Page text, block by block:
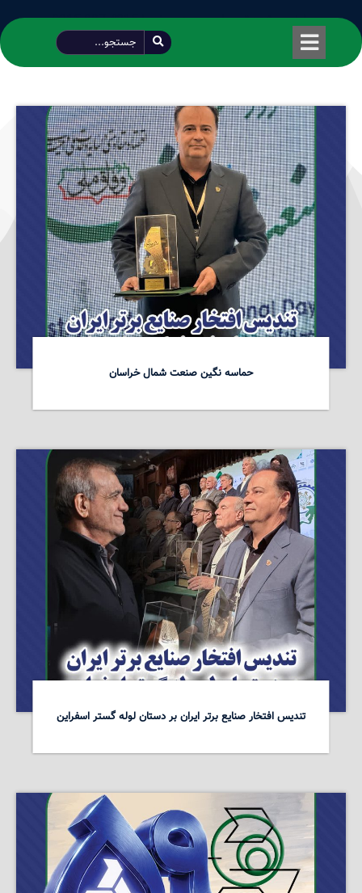
طراحی شده توسط محمود سیفی | 4215 887 0915
حماسه نگین صنعت شمال خراسان
تندیس افتخار صنایع برتر ایران بر دستان لوله گستر اسفراین